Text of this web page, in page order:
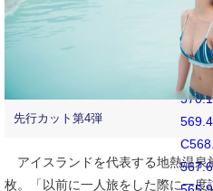
先行カット第4弾
アイスランドを代表する地熱温泉
枚。「以前に一人旅をした際に一